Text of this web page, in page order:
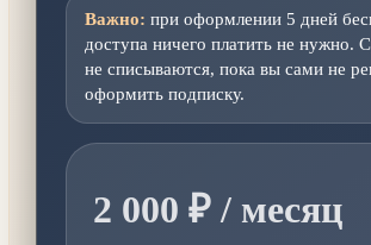
Важно: при оформлении 5 дней
доступа ничего платить не нужно.
не списываются, пока вы сами не
оформить подписку.
2 000 ₽ / месяц